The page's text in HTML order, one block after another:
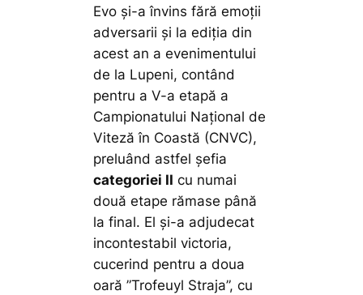
Evo și-a învins fără emoții
adversarii și la ediția din
acest an a evenimentului
de la Lupeni, contând
pentru a V-a etapă a
Campionatului Național de
Viteză în Coastă (CNVC),
preluând astfel șefia
categoriei II cu numai
două etape rămase până
la final. El și-a adjudecat
incontestabil victoria,
cucerind pentru a doua
oară ”Trofeuyl Straja”, cu